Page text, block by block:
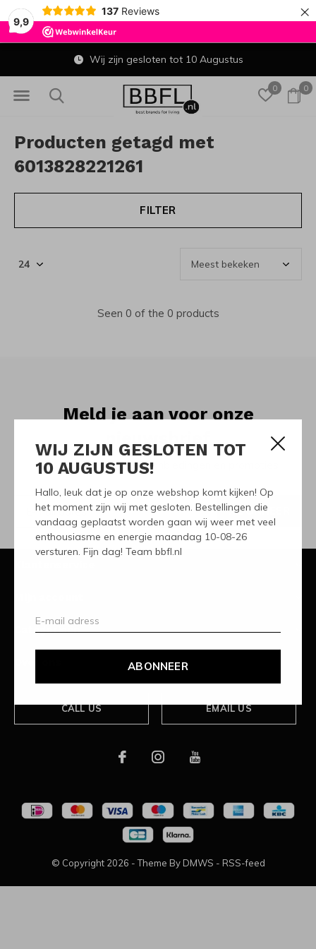
9,9
137 Reviews ×
WIJ ZIJN GESLOTEN TOT
10 AUGUSTUS!
Hallo, leuk dat je op onze webshop komt kijken! Op
het moment zijn wij met gesloten. Bestellingen die
vandaag geplaatst worden gaan wij weer met veel
enthousiasme en energie maandag 10-08-26
versturen. Fijn dag! Team bbfl.nl
ABONNEER
0 0
Wij zijn gesloten tot 10 Augustus
Producten getagd met
6013828221261
FILTER
Seen 0 of the 0 products
Meld je aan voor onze
Ontvang de nieuwste aanbiedingen en promoties
ABONNEER
Categorieën
CALL US EMAIL US
© Copyright 2026 - Theme By DMWS - RSS-feed